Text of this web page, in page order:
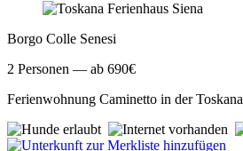
Borgo Colle Senesi
2 Personen — ab 690€
Ferienwohnung Caminetto in der Toskana